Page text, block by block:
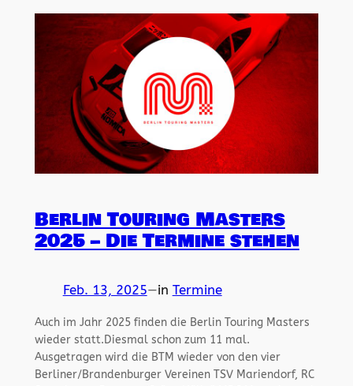
Berlin Touring Masters
2025 – Die Termine stehen
Feb. 13, 2025—in Termine
Auch im Jahr 2025 finden die Berlin Touring Masters
wieder statt.Diesmal schon zum 11 mal.
Ausgetragen wird die BTM wieder von den vier
Berliner/Brandenburger Vereinen TSV Mariendorf, RC